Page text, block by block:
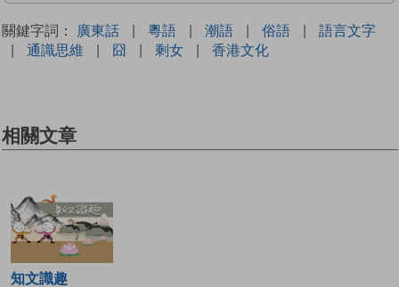
關鍵字詞： 廣東話 | 粵語 | 潮語 | 俗語 |
語言文字
|
通識思維 | 囧 | 剩女 | 香港文化
相關文章
知文識趣